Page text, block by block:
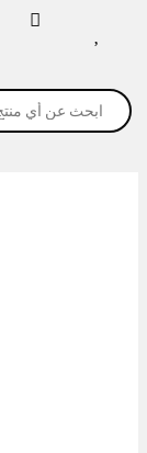
Products
search